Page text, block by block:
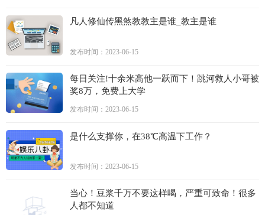
凡人修仙传黑煞教教主是谁_教主是谁
发布时间：2023-06-15
每日关注!十余米高他一跃而下！跳河救人小哥被
奖8万，免费上大学
发布时间：2023-06-15
是什么支撑你，在38℃高温下工作？
发布时间：2023-06-15
当心！豆浆千万不要这样喝，严重可致命！很多
人都不知道